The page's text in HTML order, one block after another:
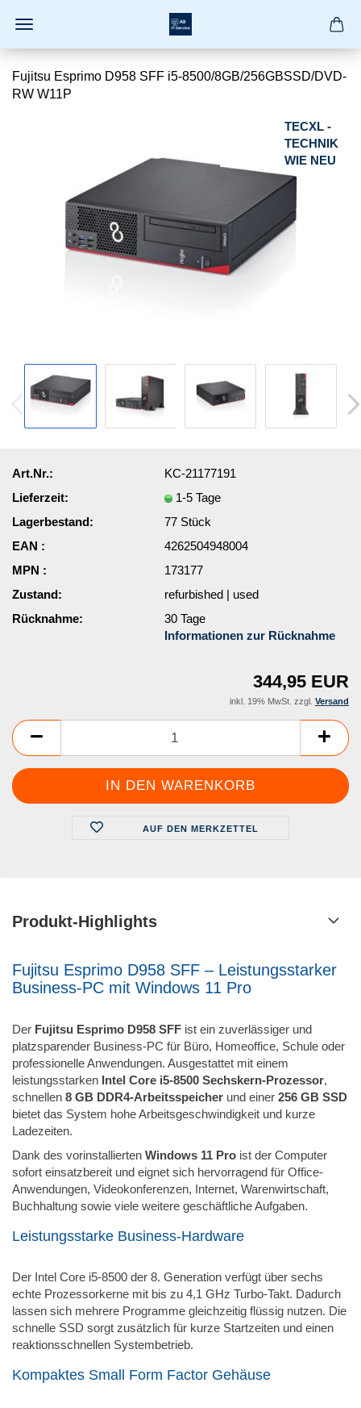
Fujitsu Esprimo D958 SFF i5-8500/8GB/256GBSSD/DVD-
RW W11P
TECXL -
TECHNIK
WIE NEU
Art.Nr.:
KC-21177191
Lieferzeit:
1-5 Tage
Lagerbestand:
77 Stück
EAN :
4262504948004
MPN :
173177
Zustand:
refurbished | used
Rücknahme:
30 Tage
Informationen zur Rücknahme
344,95 EUR
inkl. 19% MwSt. zzgl. Versand
AUF DEN MERKZETTEL
Produkt-Highlights
Fujitsu Esprimo D958 SFF – Leistungsstarker
Business-PC mit Windows 11 Pro
Der Fujitsu Esprimo D958 SFF ist ein zuverlässiger und
platzsparender Business-PC für Büro, Homeoffice, Schule oder
professionelle Anwendungen. Ausgestattet mit einem
leistungsstarken Intel Core i5-8500 Sechskern-Prozessor,
schnellen 8 GB DDR4-Arbeitsspeicher und einer 256 GB SSD
bietet das System hohe Arbeitsgeschwindigkeit und kurze
Ladezeiten.
Dank des vorinstallierten Windows 11 Pro ist der Computer
sofort einsatzbereit und eignet sich hervorragend für Office-
Anwendungen, Videokonferenzen, Internet, Warenwirtschaft,
Buchhaltung sowie viele weitere geschäftliche Aufgaben.
Leistungsstarke Business-Hardware
Der Intel Core i5-8500 der 8. Generation verfügt über sechs
echte Prozessorkerne mit bis zu 4,1 GHz Turbo-Takt. Dadurch
lassen sich mehrere Programme gleichzeitig flüssig nutzen. Die
schnelle SSD sorgt zusätzlich für kurze Startzeiten und einen
reaktionsschnellen Systembetrieb.
Kompaktes Small Form Factor Gehäuse